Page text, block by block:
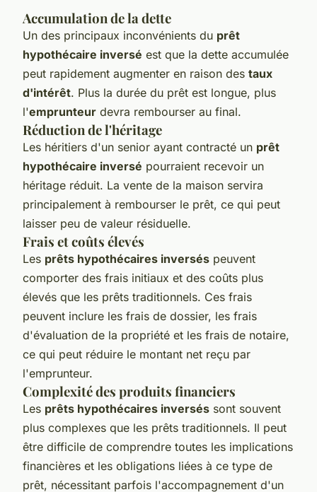
Accumulation de la dette
Un des principaux inconvénients du prêt
hypothécaire inversé est que la dette accumulée
peut rapidement augmenter en raison des taux
d'intérêt. Plus la durée du prêt est longue, plus
l'emprunteur devra rembourser au final.
Réduction de l'héritage
Les héritiers d'un senior ayant contracté un prêt
hypothécaire inversé pourraient recevoir un
héritage réduit. La vente de la maison servira
principalement à rembourser le prêt, ce qui peut
laisser peu de valeur résiduelle.
Frais et coûts élevés
Les prêts hypothécaires inversés peuvent
comporter des frais initiaux et des coûts plus
élevés que les prêts traditionnels. Ces frais
peuvent inclure les frais de dossier, les frais
d'évaluation de la propriété et les frais de notaire,
ce qui peut réduire le montant net reçu par
l'emprunteur.
Complexité des produits financiers
Les prêts hypothécaires inversés sont souvent
plus complexes que les prêts traditionnels. Il peut
être difficile de comprendre toutes les implications
financières et les obligations liées à ce type de
prêt, nécessitant parfois l'accompagnement d'un